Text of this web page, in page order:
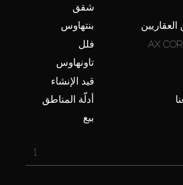
شقق
بنتهاوس
فلل
تاونهاوس
قيد الإنشاء
أدلّة المناطق
بيع
العقاريين
AX
1